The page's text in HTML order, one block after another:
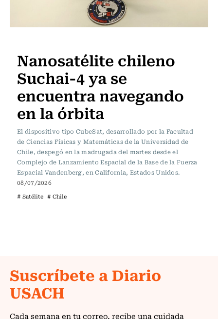
Nanosatélite chileno
Suchai-4 ya se
encuentra navegando
en la órbita
El dispositivo tipo CubeSat, desarrollado por la Facultad
de Ciencias Físicas y Matemáticas de la Universidad de
Chile, despegó en la madrugada del martes desde el
Complejo de Lanzamiento Espacial de la Base de la Fuerza
Espacial Vandenberg, en California, Estados Unidos.
08/07/2026
# Satélite # Chile